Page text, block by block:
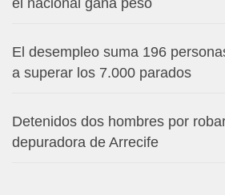
el nacional gana peso
El desempleo suma 196
a superar los 7.000 parados
Detenidos dos hombres por
depuradora de Arrecife